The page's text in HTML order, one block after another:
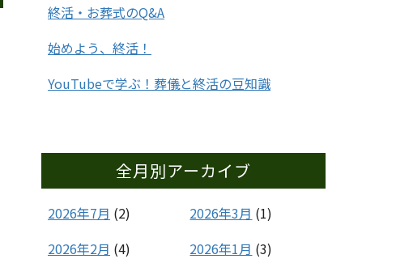
終活・お葬式のQ&A
始めよう、終活！
YouTubeで学ぶ！葬儀と終活の豆知識
全月別アーカイブ
2026年7月 (2) 2026年3月 (1)
2026年2月 (4) 2026年1月 (3)